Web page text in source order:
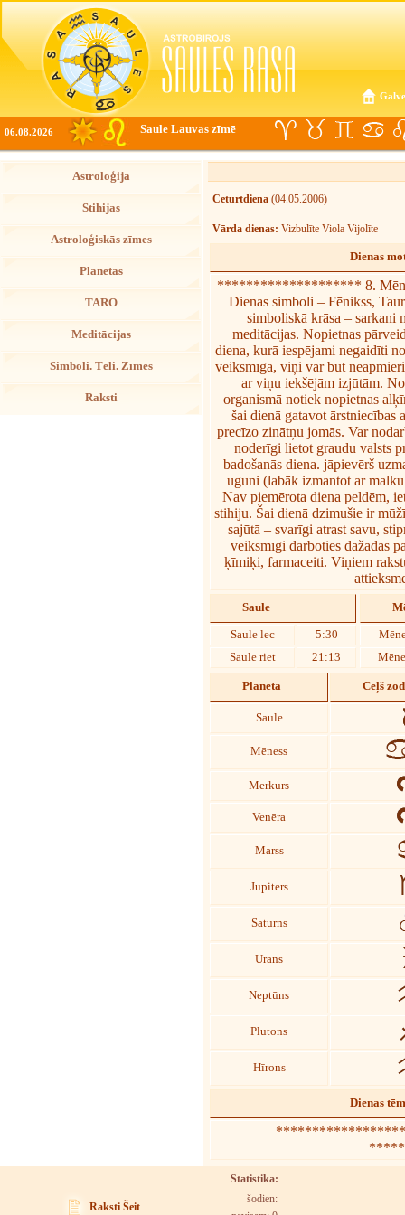
06.08.2026 Saule Lauvas zīmē
Astroloģija
Stihijas
Astroloģiskās zīmes
Planētas
TARO
Meditācijas
Simboli. Tēli. Zīmes
Raksti
Ceturtdiena (04.05.2006)
Vārda dienas: Vizbulīte Viola Vijolīte
Dienas
******************** 8.
Dienas simboli – Fēnikss,
simboliskā krāsa – sarkani
meditācijas. Nopietnas
diena, kurā iespējami negaidīti
veiksmīga, viņi var būt
ar viņu iekšējām izjūtām.
organismā notiek nopietnas
šai dienā gatavot ārstniecības
precīzo zinātņu jomās. Var
noderīgi lietot graudu valsts
badošanās diena. jāpievērš
uguni (labāk izmantot ar
Nav piemērota diena peldēm,
stihiju. Šai dienā dzimušie ir
sajūtā – svarīgi atrast savu,
veiksmīgi darboties dažādās
ķīmiķi, farmaceiti. Viņiem
Saule
Saule lec
5:30
Saule riet
21:13
Planēta Ceļš
Saule
Mēness
Merkurs
Venēra
Marss
Jupiters
Saturns
Urāns
Neptūns
Plutons
Hīrons
Dienas
******************
Raksti Šeit
Statistika:
šodien: